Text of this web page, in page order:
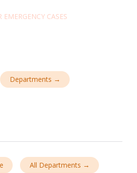
EMERGENCY CASES
Departments →
All Departments →